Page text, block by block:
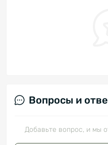
Вопросы и
Добавьте вопрос, и мы